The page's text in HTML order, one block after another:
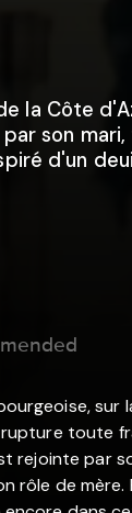
la Côte
son
d'un
sur
toute
rejointe par
rôle de